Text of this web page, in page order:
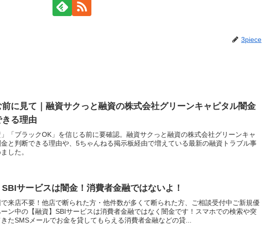
3piece
前に見て｜融資サクっと融資の株式会社グリーンキャピタル闇金
きる理由
」「ブラックOK」を信じる前に要確認。融資サクっと融資の株式会社グリーンキャ
と判断できる理由や、5ちゃんねる掲示板経由で増えている最新の融資トラブル事
した。
SBIサービスは闇金！消費者金融ではないよ！
来店不要！他店で断られた方・他件数が多くて断られた方、ご相談受付中ご新規優
ン中の【融資】SBIサービスは消費者金融ではなく闇金です！スマホでの検索や突
たSMSメールでお金を貸してもらえる消費者金融などの貸...